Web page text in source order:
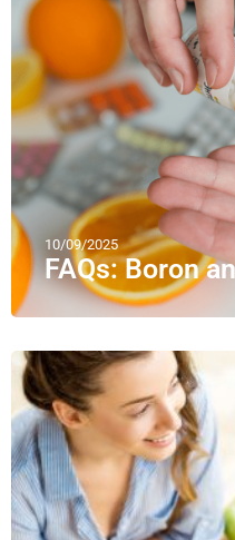
10/09/2025
FAQs: Boron